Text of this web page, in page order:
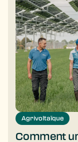
Agrivoltaïque
Comment